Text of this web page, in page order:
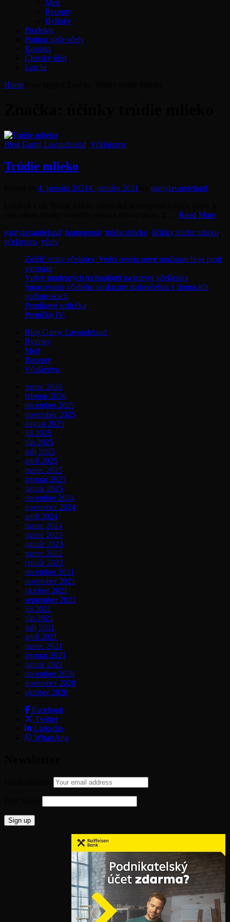
Med
Recepty
Bylinky
Produkty
Podpor naše včely
Kontakt
Členský účet
Log In
Home
Categories
Blog Gamy Lavandeland Včelárstvo
Trúdie mlieko
Posted
4. januára 20214. januára 2021
gamylavandeland
Read More
Tags
gamylavandeland homogenát trúdie mlieko účinky trúdie mlieko
včelárstvo včely
Znížiť straty včelstiev. Vedci overia nové možnosti boja proti
varroáze
Vplyv moderných technológií na rozvoj včelárstva
Spracovanie včelieho vosku pre malovčelára v domácich
podmienkach
Perníkové srdiečka
Perníčky IV.
Blog Gamy Lavandeland
Bylinky
Med
Recepty
Včelárstvo
marec 2026
február 2026
december 2025
november 2025
august 2025
júl 2025
jún 2025
máj 2025
apríl 2025
marec 2025
február 2025
január 2025
december 2024
november 2024
apríl 2024
marec 2024
marec 2023
január 2023
marec 2022
január 2022
december 2021
november 2021
október 2021
september 2021
júl 2021
jún 2021
máj 2021
apríl 2021
marec 2021
február 2021
január 2021
december 2020
november 2020
október 2020
Facebook
Twitter
Linkedin
WhatsApp